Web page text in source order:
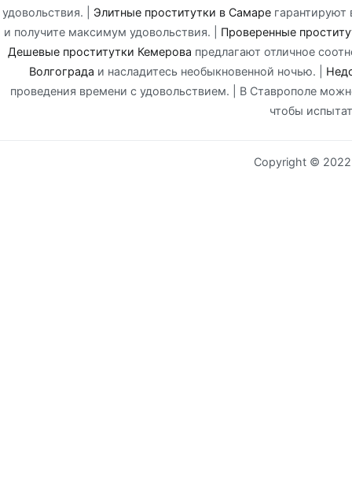
удовольствия. | Элитные проститутки в Самарегарантируют
и получите максимум удовольствия. | Проверенные
Дешевые проститутки Кемерова предлагают отличное
Волгограда и насладитесь необыкновенной ночью. |
проведения времени с удовольствием. | В Ставрополе
чтобы
Copyright ©